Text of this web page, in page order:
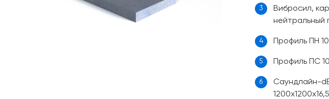
3
Вибросил,
нейтральный
4 Профиль ПН
5 Профиль ПС
6
Саундлайн-